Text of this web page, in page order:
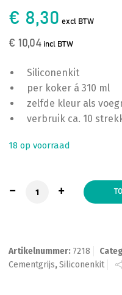
€ 8,30 excl BTW
€ 10,04 incl BTW
Siliconenkit
per koker á 310 ml
zelfde kleur als
verbruik ca. 10
18 op voorraad
Siliconenkit
Artikelnummer: 7218
Cementgrijs,Siliconenkit